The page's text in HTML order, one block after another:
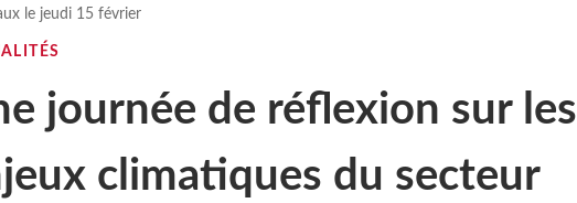
le jeudi 15 février
journée de réflexion sur les
climatiques du secteur